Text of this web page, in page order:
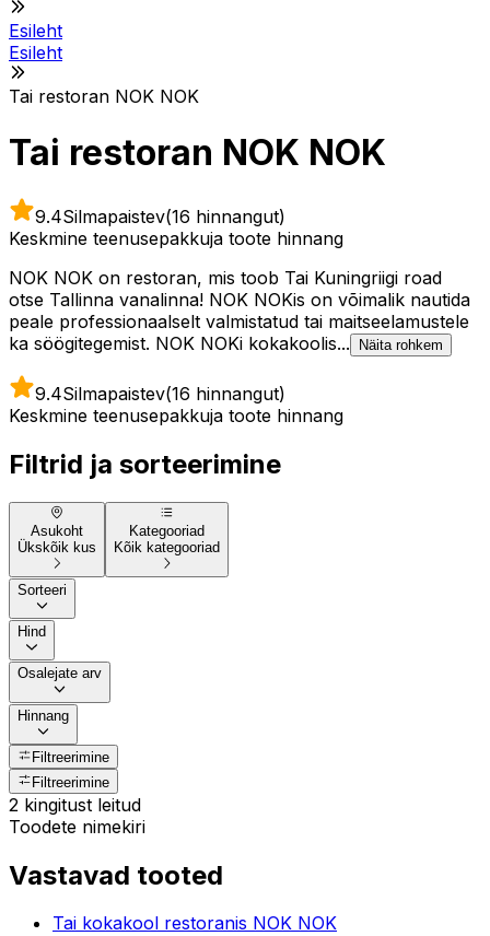
Esileht
Esileht
Tai restoran NOK NOK
Tai restoran NOK NOK
9.4Silmapaistev(16 hinnangut)
Keskmine teenusepakkuja toote hinnang
NOK NOK on restoran, mis toob Tai Kuningriigi road
otse Tallinna vanalinna! NOK NOKis on võimalik nautida
peale professionaalselt valmistatud tai maitseelamustele
ka söögitegemist. NOK NOKi kokakoolis...
Näita rohkem
9.4Silmapaistev(16 hinnangut)
Keskmine teenusepakkuja toote hinnang
Filtrid ja sorteerimine
Asukoht
Ükskõik kus
Kategooriad
Kõik kategooriad
Sorteeri
Hind
Osalejate arv
Hinnang
Filtreerimine
Filtreerimine
2 kingitust leitud
Toodete nimekiri
Vastavad tooted
Tai kokakool restoranis NOK NOK